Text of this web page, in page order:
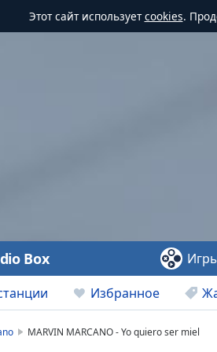
Этот сайт используетcookies.
Избранное
Box
MARVIN MARCANO - Yo quiero ser miel